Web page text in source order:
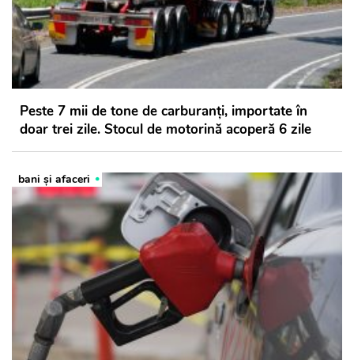
Peste 7 mii de tone de carburanți, importate în
doar trei zile. Stocul de motorină acoperă 6 zile
bani și afaceri